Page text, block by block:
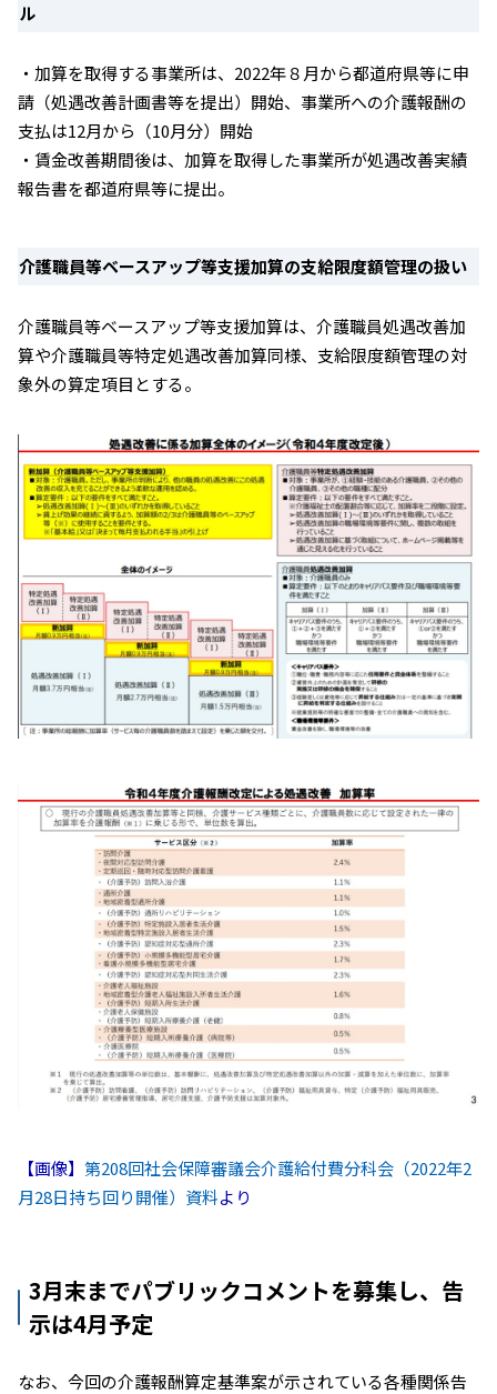
ル
・加算を取得する事業所は、2022年８月から都道府県等に申
請（処遇改善計画書等を提出）開始、事業所への介護報酬の
支払は12月から（10月分）開始
・賃金改善期間後は、加算を取得した事業所が処遇改善実績
報告書を都道府県等に提出。
介護職員等ベースアップ等支援加算の支給限度額管理の扱い
介護職員等ベースアップ等支援加算は、介護職員処遇改善加
算や介護職員等特定処遇改善加算同様、支給限度額管理の対
象外の算定項目とする。
【画像】 第208回社会保障審議会介護給付費分科会（2022年2
月28日持ち回り開催）資料より
3月末までパブリックコメントを募集し、告
示は4月予定
なお、今回の介護報酬算定基準案が示されている各種関係告